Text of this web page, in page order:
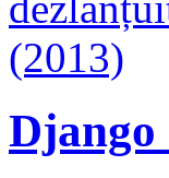
Django